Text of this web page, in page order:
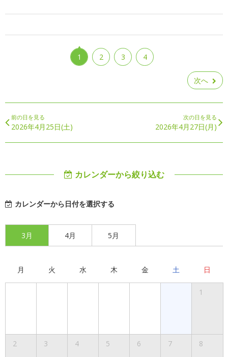
1 2 3 4
次へ
前の日を見る
2026年4月25日(土)
次の日を見る
2026年4月27日(月)
カレンダーから絞り込む
カレンダーから日付を選択する
3月 4月 5月
月 火 水 木 金 土 日
1
2 3 4 5 6 7 8